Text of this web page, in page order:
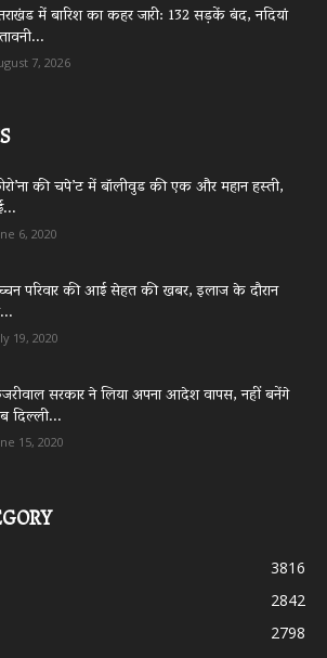
में बारिश का कहर जारी: 132 सड़कें बंद, नदियां
7, 2026
की चपे’ट में बॉलीवुड की एक और महान हस्ती,
6, 2020
परिवार की आई सेहत की खबर, इलाज के दौरान
19, 2020
सरकार ने लिया अपना आदेश वापस, नहीं बनेंगे
दिल्ली...
15, 2020
3816
2842
2798